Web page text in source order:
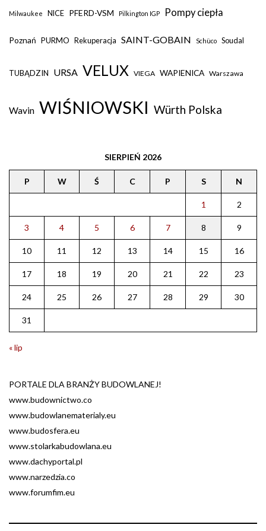
Milwaukee NICE PFERD-VSM Pilkington IGP Pompy ciepła
Poznań PURMO Rekuperacja SAINT-GOBAIN Schüco Soudal
TUBĄDZIN URSA VELUX VIEGA WAPIENICA Warszawa
Wavin WIŚNIOWSKI Würth Polska
SIERPIEŃ 2026
P W Ś C P S N
1 2
3 4 5 6 7 8 9
10 11 12 13 14 15 16
17 18 19 20 21 22 23
24 25 26 27 28 29 30
31
« lip
PORTALE DLA BRANŻY BUDOWLANEJ!
www.budownictwo.co
www.budowlanematerialy.eu
www.budosfera.eu
www.stolarkabudowlana.eu
www.dachyportal.pl
www.narzedzia.co
www.forumfim.eu